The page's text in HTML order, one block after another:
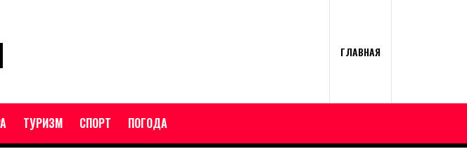
ГЛАВНАЯ
ТУРИЗМ СПОРТ ПОГОДА